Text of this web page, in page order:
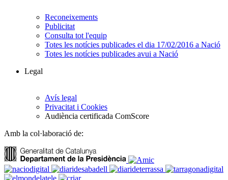
Reconeixements
Publicitat
Consulta tot l'equip
Totes les notícies publicades el dia 17/02/2016 a Nació
Totes les notícies publicades avui a Nació
Legal
Avís legal
Privacitat i Cookies
Audiència certificada ComScore
Amb la col·laboració de: